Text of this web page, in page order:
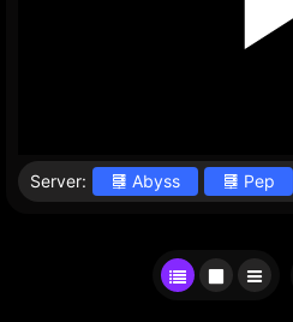
Server: Abyss Pep